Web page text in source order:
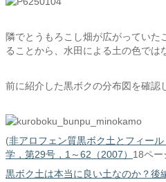
隣でとうもろこし畑が広がっていた
ることから、水田による土の色では
前に紹介した黒ボクの分布図を確認
(非アロフェン質黒ボク土とフィー
学，第29号，1～62（2007） 18ペー
黒ボク土は本当に良い土なのか？後